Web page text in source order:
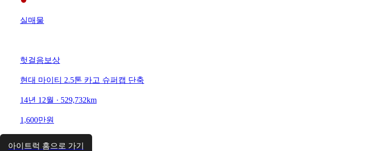
실매물
헛걸음보상
현대 마이티 2.5톤 카고 슈퍼캡 단축
14년 12월 · 529,732km
1,600만원
아이트럭 홈으로 가기